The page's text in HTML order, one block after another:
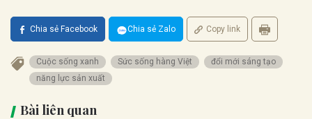
Chia sẻ Facebook Chia sẻ Zalo Copy link
Cuộc sống xanh Sức sống hàng Việt
đổi mới sáng tạo
năng lực sản xuất
Bài liên quan